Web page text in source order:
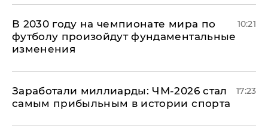
В 2030 году на чемпионате мира по
футболу произойдут фундаментальные
изменения
10:21
Заработали миллиарды: ЧМ-2026 стал
самым прибыльным в истории спорта
17:23